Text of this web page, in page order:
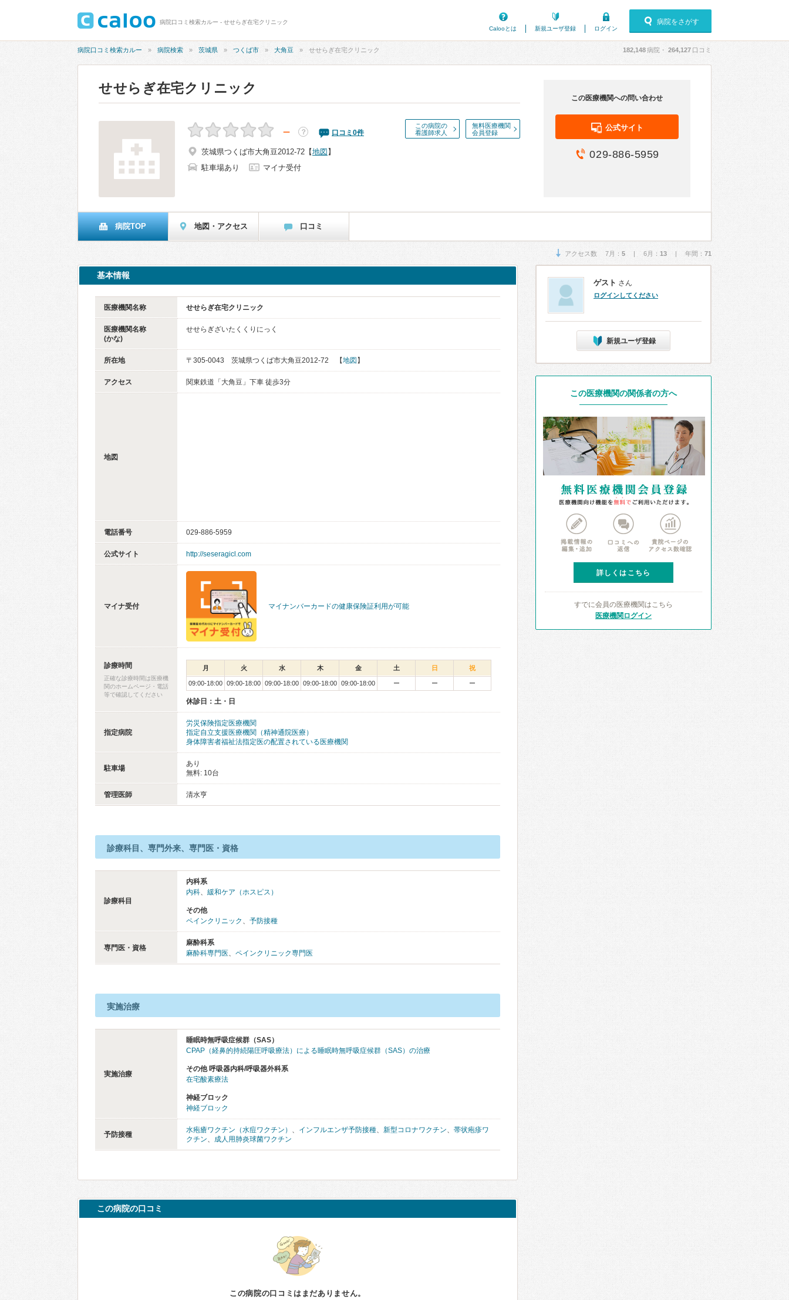
病院口コミ検索カルー - せせらぎ在宅クリニック
Calooとは
新規ユーザ登録 ログイン
病院をさがす
病院口コミ検索カルー 病院検索 茨城県 つくば市 大角豆 せせらぎ在宅クリニック 182,148病院・ 264,127 口コミ
せせらぎ在宅クリニック
この病院の
看護師求人
無料医療機関
会員登録
－ ？ 口コミ 0件
茨城県つくば市大角豆2012-72 【地図 】
駐車場あり
マイナ受付
この医療機関への問い合わせ
公式サイト
029-886-5959
病院TOP 地図・アクセス 口コミ
アクセス数 7月： 5 | 6月： 13 | 年間： 71
基本情報
医療機関名称 せせらぎ在宅クリニック
医療機関名称
(かな)
せせらぎざいたくくりにっく
所在地 〒305-0043 茨城県つくば市大角豆2012-72 【地図 】
アクセス 関東鉄道「大角豆」下車 徒歩3分
地図
電話番号 029-886-5959
公式サイト http://seseragicl.com
マイナ受付 マイナンバーカードの健康保険証利用が可能
診療時間
正確な診療時間は医療機
関のホームページ・電話
等で確認してください
月 火 水 木 金 土 日 祝
09:00-18:00 09:00-18:00 09:00-18:00 09:00-18:00 09:00-18:00 ー ー ー
休診日：土・日
指定病院
労災保険指定医療機関
指定自立支援医療機関（精神通院医療）
身体障害者福祉法指定医の配置されている医療機関
駐車場
あり
無料: 10台
管理医師 清水亨
診療科目、専門外来、専門医・資格
診療科目
内科系
内科、 緩和ケア（ホスピス）
その他
ペインクリニック 、 予防接種
専門医・資格
麻酔科系
麻酔科専門医、 ペインクリニック専門医
実施治療
実施治療
睡眠時無呼吸症候群（SAS）
CPAP（経鼻的持続陽圧呼吸療法）による睡眠時無呼吸症候群（SAS）の治療
その他 呼吸器内科/呼吸器外科系
在宅酸素療法
神経ブロック
神経ブロック
予防接種
水疱瘡ワクチン（水痘ワクチン） 、 インフルエンザ予防接種、 新型コロナワクチン、 帯状疱疹ワ
クチン、 成人用肺炎球菌ワクチン
この病院の口コミ
この病院の口コミはまだありません。
ゲスト さん
ログインしてください
新規ユーザ登録
この医療機関の関係者の方へ
詳しくはこちら
すでに会員の医療機関はこちら
医療機関ログイン